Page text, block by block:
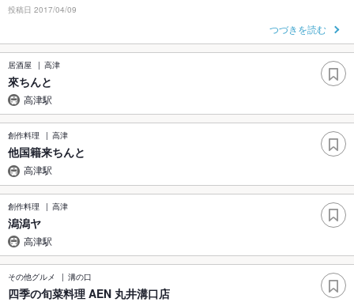
投稿日 2017/04/09
つづきを読む
居酒屋 高津
來ちんと
高津駅
創作料理 高津
他国籍来ちんと
高津駅
創作料理 高津
潟潟ヤ
高津駅
その他グルメ 溝の口
四季の旬菜料理 AEN 丸井溝口店